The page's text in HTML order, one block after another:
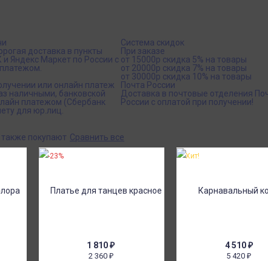
доставка в пункты
Яндекс Маркет по России с
Система скидок
При заказе
от 15000р скидка 5% на товары
от 20000р скидка 7% на товары
от 30000р скидка 10% на товары
или онлайн платеж
наличными, банковской
платежом (Сбербанк
для юр.лиц.
Почта России
Доставка в почтовые отделения
России с оплатой при получении!
покупают Сравнить все
1 810₽
2 360 ₽
-23%
4 510₽
5 420₽
Хит!